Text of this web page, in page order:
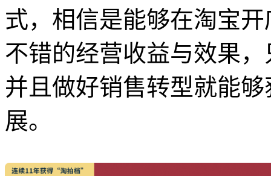
式，相信是能够在淘宝
不错的经营收益与效果
并且做好销售转型就能
展。